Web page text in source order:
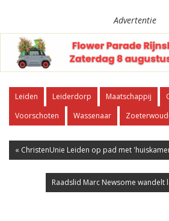
Advertentie
Leiden Leiderdorp Maatschappij
Voorschoten
Wassenaar
« ChristenUnie Leiden op pad met
Raadslid Marc Newsome wandelt